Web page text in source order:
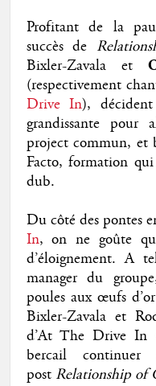
Profitant de la
succès de
Bixler-Zavala et
(respectivement
Drive In),
grandissante pour
project commun,
Facto, formation
dub.
Du côté des pontes
In, on ne goûte
d’éloignement. A
manager du
poules aux œufs
Bixler-Zavala et
d’At The Drive In
bercail continuer
post Relationship of